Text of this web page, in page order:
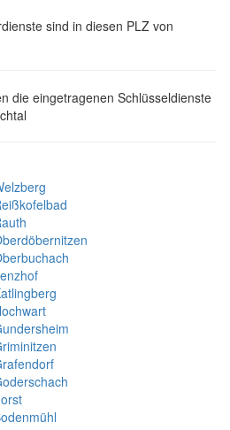
sind in diesen PLZ von
die eingetragenen Schlüsseldienste